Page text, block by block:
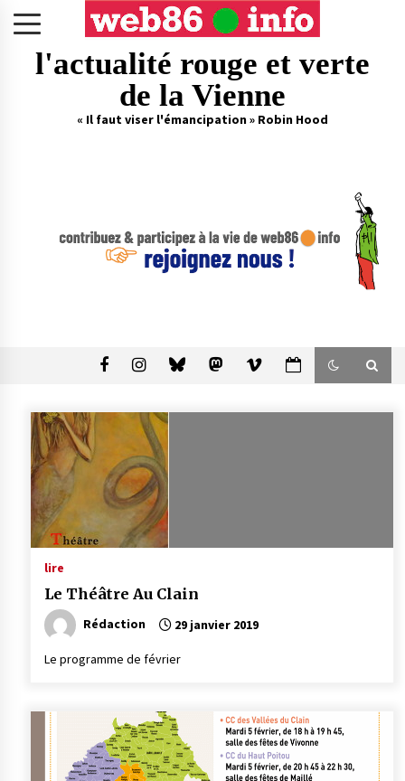
l'actualité rouge et verte
de la Vienne
« Il faut viser l'émancipation » Robin Hood
lire
Le Théâtre Au Clain
Rédaction 29 janvier 2019
Le programme de février